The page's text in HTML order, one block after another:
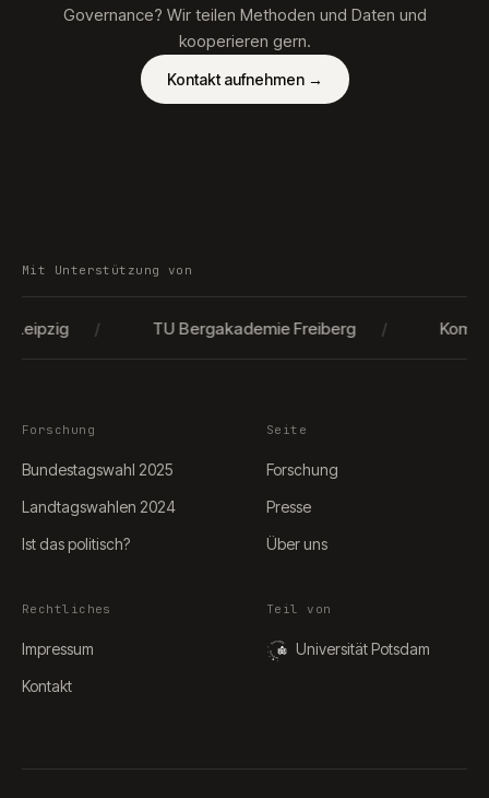
Governance? Wir teilen Methoden und Daten und
kooperieren gern.
Kontakt aufnehmen→
Mit Unterstützung von
TU Bergakademie Freiberg
Forschung
Bundestagswahl 2025
Landtagswahlen 2024
Ist das politisch?
Seite
Forschung
Presse
Über uns
Rechtliches
Impressum
Kontakt
Teil von
Universität Potsdam